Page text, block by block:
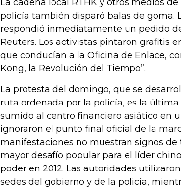
La cadena local RTHK y otros medios
policía también disparó balas de goma.
respondió inmediatamente un pedido
Reuters. Los activistas pintaron grafitis
que conducían a la Oficina de Enlace,
Kong, la Revolución del Tiempo”.
La protesta del domingo, que se
ruta ordenada por la policía, es la
sumido al centro financiero asiático en
ignoraron el punto final oficial de la
manifestaciones no muestran signos de
mayor desafío popular para el líder
poder en 2012. Las autoridades
sedes del gobierno y de la policía,